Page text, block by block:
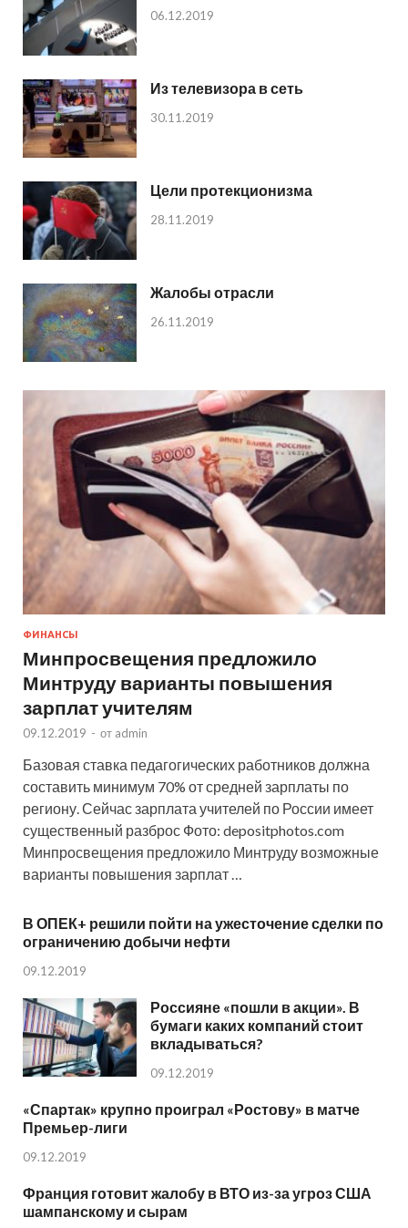
06.12.2019
Из телевизора в сеть
30.11.2019
Цели протекционизма
28.11.2019
Жалобы отрасли
26.11.2019
ФИНАНСЫ
Минпросвещения предложило
Минтруду варианты повышения
зарплат учителям
09.12.2019 - от admin
Базовая ставка педагогических работников должна
составить минимум 70% от средней зарплаты по
региону. Сейчас зарплата учителей по России имеет
существенный разброс Фото: depositphotos.com
Минпросвещения предложило Минтруду возможные
варианты повышения зарплат …
В ОПЕК+ решили пойти на ужесточение сделки по
ограничению добычи нефти
09.12.2019
Россияне «пошли в акции». В
бумаги каких компаний стоит
вкладываться?
09.12.2019
«Спартак» крупно проиграл «Ростову» в матче
Премьер-лиги
09.12.2019
Франция готовит жалобу в ВТО из-за угроз США
шампанскому и сырам